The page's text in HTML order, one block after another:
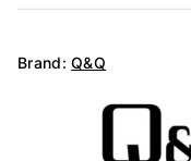
Brand:Q&Q